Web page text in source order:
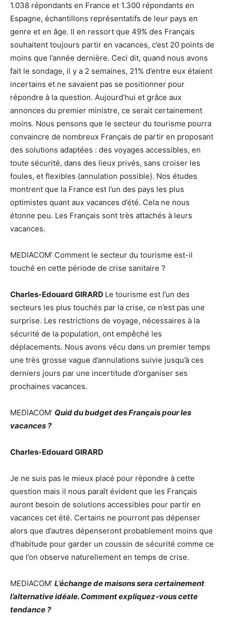
1.038 répondants en France et 1.300 répondants en
Espagne, échantillons représentatifs de leur pays en
genre et en âge. Il en ressort que 49% des Français
souhaitent toujours partir en vacances, c’est 20 points de
moins que l’année dernière. Ceci dit, quand nous avons
fait le sondage, il y a 2 semaines, 21% d’entre eux étaient
incertains et ne savaient pas se positionner pour
répondre à la question. Aujourd’hui et grâce aux
annonces du premier ministre, ce serait certainement
moins. Nous pensons que le secteur du tourisme pourra
convaincre de nombreux Français de partir en proposant
des solutions adaptées : des voyages accessibles, en
toute sécurité, dans des lieux privés, sans croiser les
foules, et flexibles (annulation possible). Nos études
montrent que la France est l’un des pays les plus
optimistes quant aux vacances d’été. Cela ne nous
étonne peu. Les Français sont très attachés à leurs
vacances.
MEDIACOM’ Comment le secteur du tourisme est-il
touché en cette période de crise sanitaire ?
Charles-Edouard GIRARD Le tourisme est l’un des
secteurs les plus touchés par la crise, ce n’est pas une
surprise. Les restrictions de voyage, nécessaires à la
sécurité de la population, ont empêché les
déplacements. Nous avons vécu dans un premier temps
une très grosse vague d’annulations suivie jusqu’à ces
derniers jours par une incertitude d’organiser ses
prochaines vacances.
MEDIACOM’ Quid du budget des Français pour les
vacances ?
Charles-Edouard GIRARD
Je ne suis pas le mieux placé pour répondre à cette
question mais il nous paraît évident que les Français
auront besoin de solutions accessibles pour partir en
vacances cet été. Certains ne pourront pas dépenser
alors que d’autres dépenseront probablement moins que
d’habitude pour garder un coussin de sécurité comme ce
que l’on observe naturellement en temps de crise.
MEDIACOM’ L’échange de maisons sera certainement
l’alternative idéale. Comment expliquez-vous cette
tendance ?